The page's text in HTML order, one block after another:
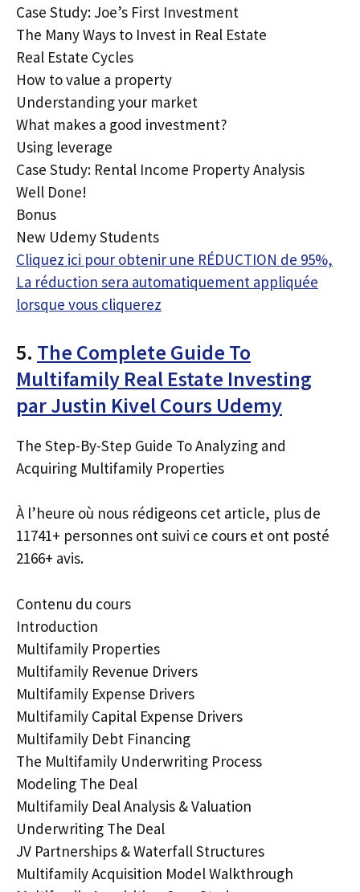
Case Study: Joe’s First Investment
The Many Ways to Invest in Real Estate
Real Estate Cycles
How to value a property
Understanding your market
What makes a good investment?
Using leverage
Case Study: Rental Income Property Analysis
Well Done!
Bonus
New Udemy Students
Cliquez ici pour obtenir une RÉDUCTION de 95%,
La réduction sera automatiquement appliquée
lorsque vous cliquerez
5. The Complete Guide To
Multifamily Real Estate Investing
par Justin Kivel Cours Udemy
The Step-By-Step Guide To Analyzing and
Acquiring Multifamily Properties
À l’heure où nous rédigeons cet article, plus de
11741+ personnes ont suivi ce cours et ont posté
2166+ avis.
Contenu du cours
Introduction
Multifamily Properties
Multifamily Revenue Drivers
Multifamily Expense Drivers
Multifamily Capital Expense Drivers
Multifamily Debt Financing
The Multifamily Underwriting Process
Modeling The Deal
Multifamily Deal Analysis & Valuation
Underwriting The Deal
JV Partnerships & Waterfall Structures
Multifamily Acquisition Model Walkthrough